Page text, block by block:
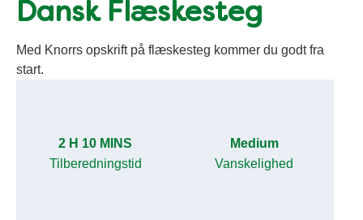
Dansk Flæskesteg
Med Knorrs opskrift på flæskesteg kommer du godt fra
start.
2 H 10 MINS
Tilberedningstid
Medium
Vanskelighed